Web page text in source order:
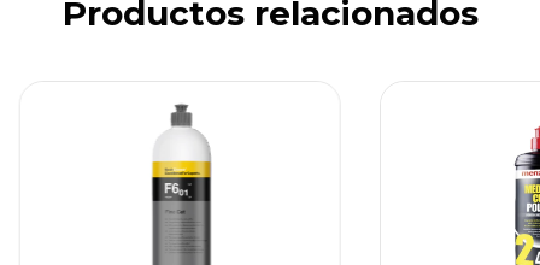
Productos relacionados